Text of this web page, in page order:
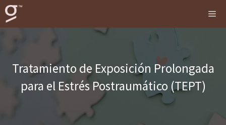
Saltar
al
contenido
Tratamiento de Exposición Prolongada
para el Estrés Postraumático (TEPT)